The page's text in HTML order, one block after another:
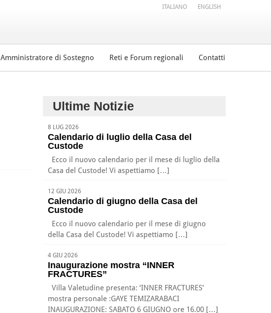
Amministratore di Sostegno Reti e Forum regionali Contatti
ITALIANO ENGLISH
Ultime Notizie
8 LUG 2026
Calendario di luglio della Casa del
Custode
Ecco il nuovo calendario per il mese di luglio della
Casa del Custode! Vi aspettiamo […]
12 GIU 2026
Calendario di giugno della Casa del
Custode
Ecco il nuovo calendario per il mese di giugno
della Casa del Custode! Vi aspettiamo […]
4 GIU 2026
Inaugurazione mostra “INNER
FRACTURES”
Villa Valetudine presenta: ‘INNER FRACTURES’
mostra personale :GAYE TEMIZARABACI
INAUGURAZIONE: SABATO 6 GIUGNO ore 16.00 […]